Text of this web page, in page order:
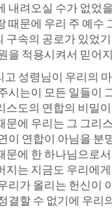
내려오실 수가 없었
때문에 우리 주 예수
구속의 공로가 있었
을 적용시켜서 믿어
고 성령님이 우리의
시는이 모든 일들이
스도의 연합의 비밀
문에 우리는 그 그리
이 연합이 아님을 분
문에 한 하나님으로
지는 지금도 우리에
리가 올리는 헌신이
결할 수 없기에 우리